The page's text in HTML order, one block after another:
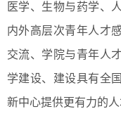
医学、生物与药学、
内外高层次青年人才
交流、学院与青年人
学建设、建设具有全
新中心提供更有力的人